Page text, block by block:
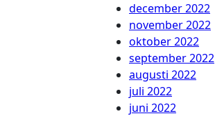
december 2022
november 2022
oktober 2022
september 2022
augusti 2022
juli 2022
juni 2022